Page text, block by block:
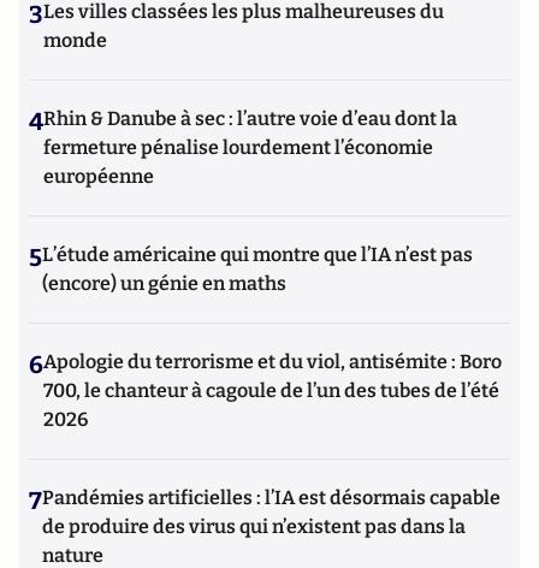
3Les villes classées les plus malheureuses du
monde
4Rhin & Danube à sec : l’autre voie d’eau dont la
fermeture pénalise lourdement l’économie
européenne
5L’étude américaine qui montre que l’IA n’est pas
(encore) un génie en maths
6Apologie du terrorisme et du viol, antisémite : Boro
700, le chanteur à cagoule de l’un des tubes de l’été
2026
7Pandémies artificielles : l’IA est désormais capable
de produire des virus qui n’existent pas dans la
nature